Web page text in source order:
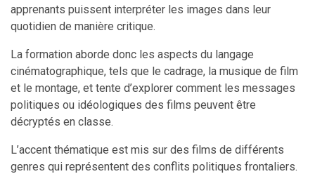
apprenants puissent interpréter les images dans leur
quotidien de manière critique.
La formation aborde donc les aspects du langage
cinématographique, tels que le cadrage, la musique de film
et le montage, et tente d’explorer comment les messages
politiques ou idéologiques des films peuvent être
décryptés en classe.
L’accent thématique est mis sur des films de différents
genres qui représentent des conflits politiques frontaliers.